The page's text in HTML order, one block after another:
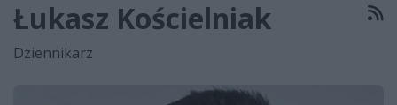
Łukasz Kościelniak
Dziennikarz